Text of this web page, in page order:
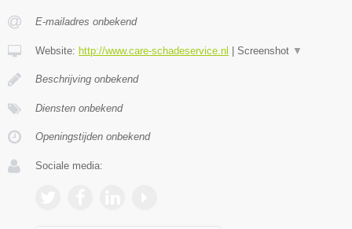
E-mailadres onbekend
Website: http://www.care-schadeservice.nl Screenshot ▼
Beschrijving onbekend
Diensten onbekend
Openingstijden onbekend
Sociale media: